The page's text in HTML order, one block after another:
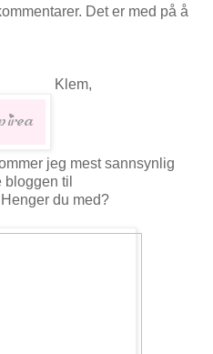
Det er med på å
jeg mest sannsynlig
bloggen til
du med?